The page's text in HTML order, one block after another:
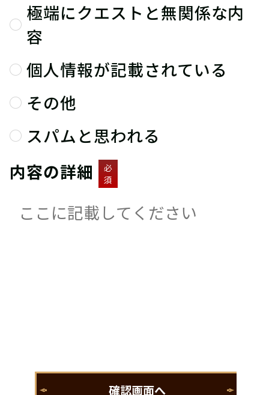
極端にクエストと無関係な内
容
個人情報が記載されている
その他
スパムと思われる
内容の詳細
必
須